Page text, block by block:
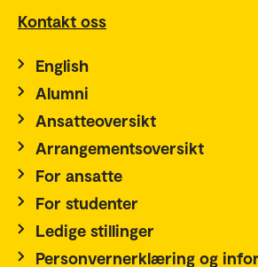
Kontakt oss
English
Alumni
Ansatteoversikt
Arrangementsoversikt
For ansatte
For studenter
Ledige stillinger
Personvernerklæring og